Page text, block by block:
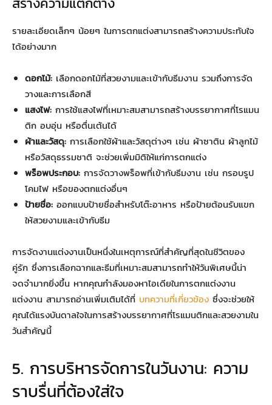
รายละเอียดเล็กๆ น้อยๆ ในการตกแต่งสามารถสร้างความประทับใจ
ได้อย่างมาก
ดอกไม้: เลือกดอกไม้ที่สวยงามและเข้ากับธีมงาน รวมถึงการจัด
วางและการเลือกสี
แสงไฟ: การใช้แสงไฟที่เหมาะสมสามารถสร้างบรรยากาศที่โรแมน
ติก อบอุ่น หรือตื่นเต้นได้
ผ้าและวัสดุ: การเลือกใช้ผ้าและวัสดุต่างๆ เช่น ผ้าซาติน ผ้าลูกไม้
หรือวัสดุธรรมชาติ จะช่วยเพิ่มมิติให้แก่การตกแต่ง
พร็อพประกอบ: การจัดวางพร็อพที่เข้ากับธีมงาน เช่น กรอบรูป
โคมไฟ หรือของตกแต่งอื่นๆ
ป้ายชื่อ: ออกแบบป้ายชื่อสำหรับโต๊ะอาหาร หรือป้ายต้อนรับแขก
ให้สวยงามและเข้ากับธีม
การจัดงานแต่งงานเป็นหนึ่งในเหตุการณ์ที่สำคัญที่สุดในชีวิตของ
คู่รัก ซึ่งการเลือกฉากและธีมที่เหมาะสมสามารถทำให้วันพิเศษนี้น่า
จดจำมากยิ่งขึ้น หากคุณกำลังมองหาไอเดียในการตกแต่งงาน
แต่งงาน สามารถอ่านเพิ่มเติมได้ที่ บทความที่เกี่ยวข้อง ซึ่งจะช่วยให้
คุณได้แรงบันดาลใจในการสร้างบรรยากาศที่โรแมนติกและสวยงามใน
วันสำคัญนี้
5. การบริหารจัดการในวันงาน: ความ
ราบรื่นที่ต้องใส่ใจ